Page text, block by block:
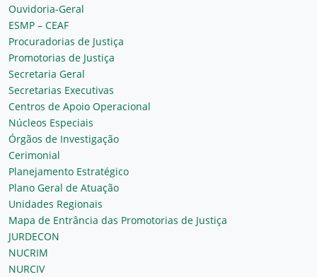
Ouvidoria-Geral
ESMP – CEAF
Procuradorias de Justiça
Promotorias de Justiça
Secretaria Geral
Secretarias Executivas
Centros de Apoio Operacional
Núcleos Especiais
Órgãos de Investigação
Cerimonial
Planejamento Estratégico
Plano Geral de Atuação
Unidades Regionais
Mapa de Entrância das Promotorias de Justiça
JURDECON
NUCRIM
NURCIV